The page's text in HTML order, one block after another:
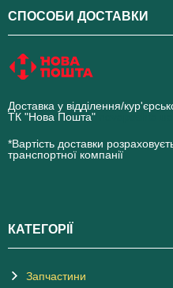
СПОСОБИ ДОСТАВКИ
Доставка у відділення/
ТК "Нова Пошта"
*Вартість доставки
транспортної компанії
КАТЕГОРІЇ
Запчастини